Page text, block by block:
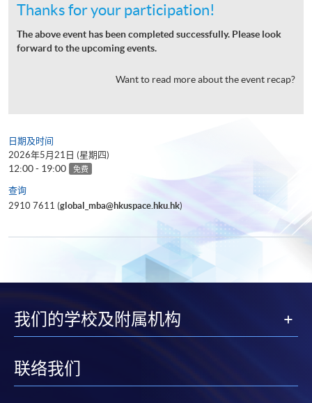
Thanks for your participation!
The above event has been completed successfully. Please look
forward to the upcoming events.
Want to read more about the event recap?
日期及时间
2026年5月21日 (星期四)
12:00 - 19:00 免费
查询
2910 7611 (global_mba@hkuspace.hku.hk)
我们的学校及附属机构
联络我们